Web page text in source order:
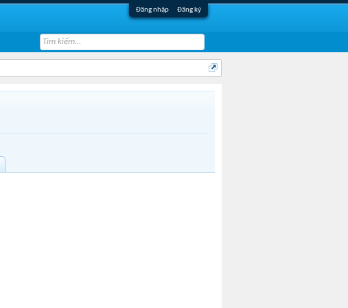
Đăng nhập Đăng ký